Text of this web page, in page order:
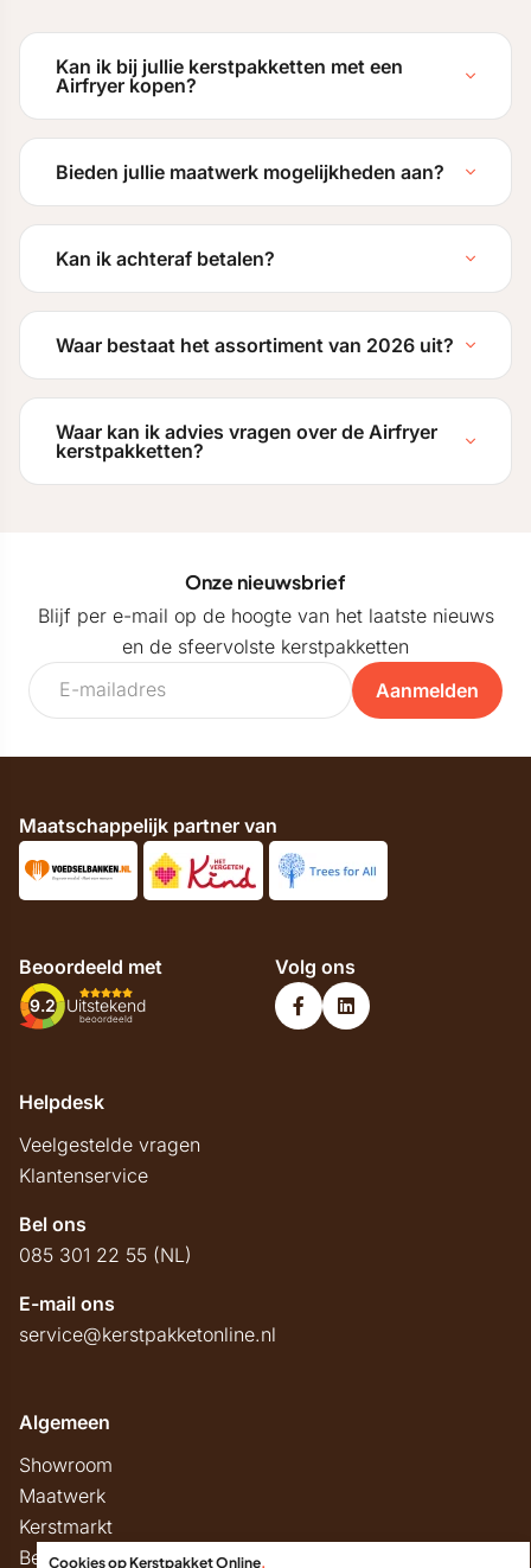
Kan ik bij jullie kerstpakketten met een
Airfryer kopen?
Bieden jullie maatwerk mogelijkheden aan?
Kan ik achteraf betalen?
Waar bestaat het assortiment van 2026 uit?
Waar kan ik advies vragen over de Airfryer
kerstpakketten?
Onze nieuwsbrief
Blijf per e-mail op de hoogte van het laatste nieuws
en de sfeervolste kerstpakketten
Aanmelden
Maatschappelijk partner van
Beoordeeld met
9.2 Uitstekend
beoordeeld
Volg ons
Helpdesk
Veelgestelde vragen
Klantenservice
Bel ons
085 301 22 55 (NL)
E-mail ons
service@kerstpakketonline.nl
Algemeen
Showroom
Maatwerk
Kerstmarkt
Belastingregels
Cookies op Kerstpakket Online.